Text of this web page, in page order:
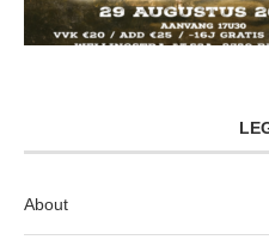
About